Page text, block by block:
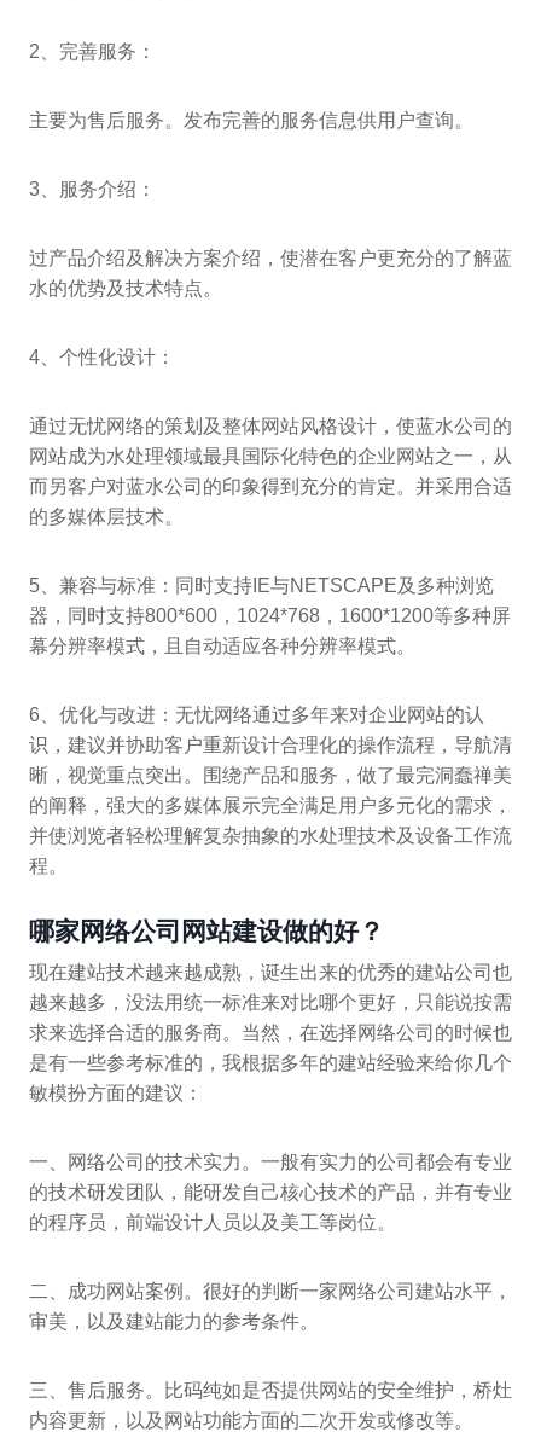
2、完善服务：
主要为售后服务。发布完善的服务信息供用户查询。
3、服务介绍：
过产品介绍及解决方案介绍，使潜在客户更充分的了解蓝
水的优势及技术特点。
4、个性化设计：
通过无忧网络的策划及整体网站风格设计，使蓝水公司的
网站成为水处理领域最具国际化特色的企业网站之一，从
而另客户对蓝水公司的印象得到充分的肯定。并采用合适
的多媒体层技术。
5、兼容与标准：同时支持IE与NETSCAPE及多种浏览
器，同时支持800*600，1024*768，1600*1200等多种屏
幕分辨率模式，且自动适应各种分辨率模式。
6、优化与改进：无忧网络通过多年来对企业网站的认
识，建议并协助客户重新设计合理化的操作流程，导航清
晰，视觉重点突出。围绕产品和服务，做了最完洞蠢禅美
的阐释，强大的多媒体展示完全满足用户多元化的需求，
并使浏览者轻松理解复杂抽象的水处理技术及设备工作流
程。
哪家网络公司网站建设做的好？
现在建站技术越来越成熟，诞生出来的优秀的建站公司也
越来越多，没法用统一标准来对比哪个更好，只能说按需
求来选择合适的服务商。当然，在选择网络公司的时候也
是有一些参考标准的，我根据多年的建站经验来给你几个
敏模扮方面的建议：
一、网络公司的技术实力。一般有实力的公司都会有专业
的技术研发团队，能研发自己核心技术的产品，并有专业
的程序员，前端设计人员以及美工等岗位。
二、成功网站案例。很好的判断一家网络公司建站水平，
审美，以及建站能力的参考条件。
三、售后服务。比码纯如是否提供网站的安全维护，桥灶
内容更新，以及网站功能方面的二次开发或修改等。